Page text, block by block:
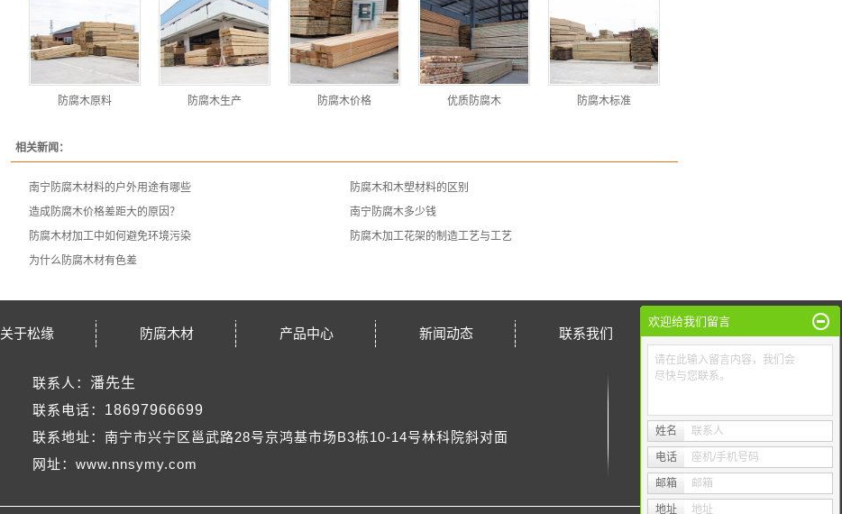
防腐木原料 防腐木生产 防腐木价格 优质防腐木 防腐木标准
相关新闻：
南宁防腐木材料的户外用途有哪些
防腐木和木塑材料的区别
造成防腐木价格差距大的原因？
南宁防腐木多少钱
防腐木材加工中如何避免环境污染
防腐木加工花架的制造工艺与工艺
为什么防腐木材有色差
关于松缘 防腐木材 产品中心 新闻动态 联系我们
联系人： 潘先生
联系电话： 18697966699
联系地址：南宁市兴宁区邕武路28号京鸿基市场B3栋10-14号林科院斜对面
网址：www.nnsymy.com
欢迎手机端访问
欢迎给我们留言
请在此输入留言内容，我们会
尽快与您联系。
姓名 联系人
电话 座机/手机号码
邮箱 邮箱
地址 地址